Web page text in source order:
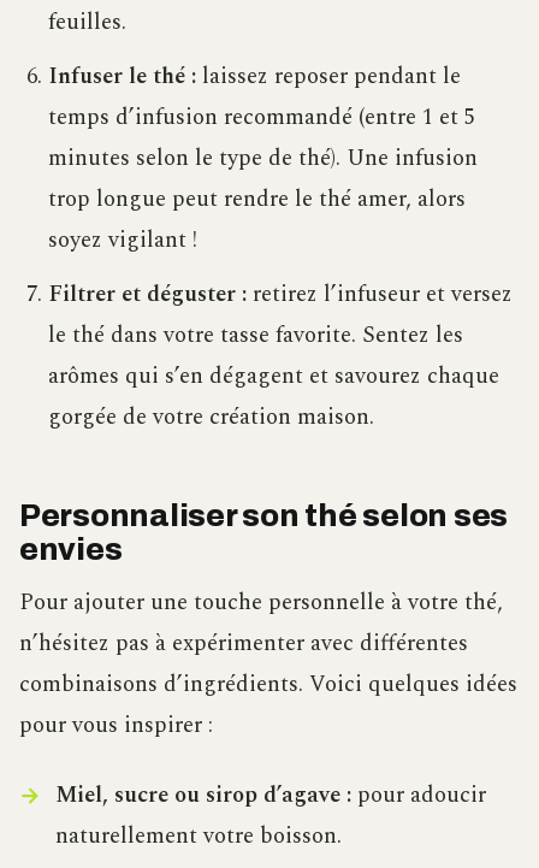
feuilles.
Infuser le thé : laissez reposer pendant le
temps d’infusion recommandé (entre 1 et 5
minutes selon le type de thé). Une infusion
trop longue peut rendre le thé amer, alors
soyez vigilant !
Filtrer et déguster : retirez l’infuseur et versez
le thé dans votre tasse favorite. Sentez les
arômes qui s’en dégagent et savourez chaque
gorgée de votre création maison.
Personnaliser son thé selon ses
envies
Pour ajouter une touche personnelle à votre thé,
n’hésitez pas à expérimenter avec différentes
combinaisons d’ingrédients. Voici quelques idées
pour vous inspirer :
Miel, sucre ou sirop d’agave :pour adoucir
naturellement votre boisson.